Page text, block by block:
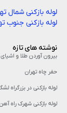
لوله بازکنی شمال
لوله بازکنی جنوب
نوشته های تازه
بیرون آوردن طلا و اشیای
حفر چاه تهران
لوله بازکنی در بزرگراه
لوله بازکنی شهرک راه آهن